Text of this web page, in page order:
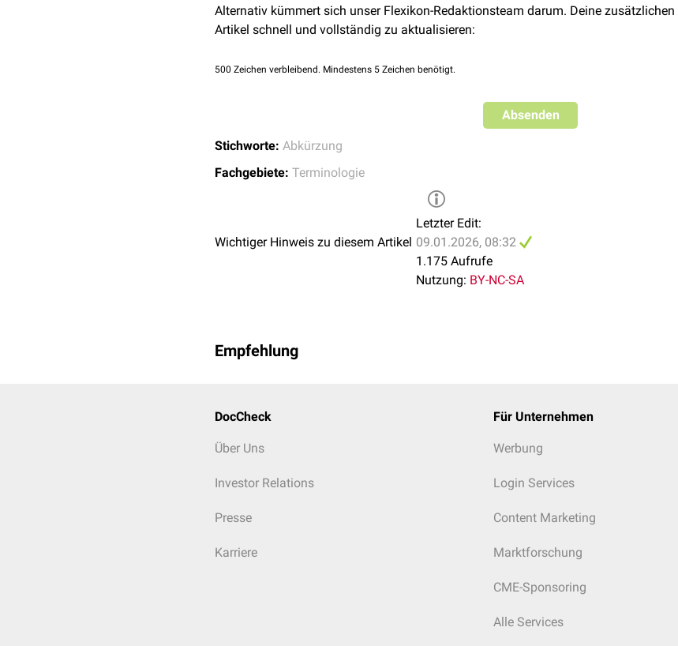
Alternativ kümmert sich unser Flexikon-Redaktionsteam darum. Deine
Artikel schnell und vollständig zu aktualisieren:
500 Zeichen verbleibend. Mindestens 5 Zeichen benötigt.
Absenden
Stichworte: Abkürzung
Fachgebiete: Terminologie
Wichtiger Hinweis zu diesem Artikel
Letzter Edit:
09.01.2026, 08:32
1.175 Aufrufe
Nutzung: BY-NC-SA
Empfehlung
DocCheck
Über Uns
Investor Relations
Presse
Karriere
Für Unternehmen
Werbung
Login Services
Content Marketing
Marktforschung
CME-Sponsoring
Alle Services